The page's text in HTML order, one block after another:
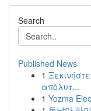
Search
Published News
1
απόλυτ...
1 Yozma